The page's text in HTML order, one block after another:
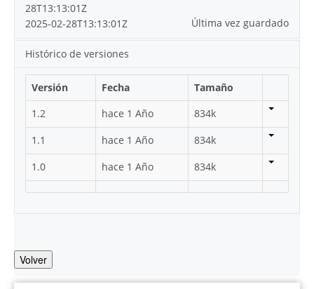
28T13:13:01Z
Última vez guardado
2025-02-28T13:13:01Z
Histórico de versiones
Versión Fecha
Tamaño
1.2
hace 1 Año
834k
1.1
hace 1 Año
834k
1.0
hace 1 Año 834k
Volver